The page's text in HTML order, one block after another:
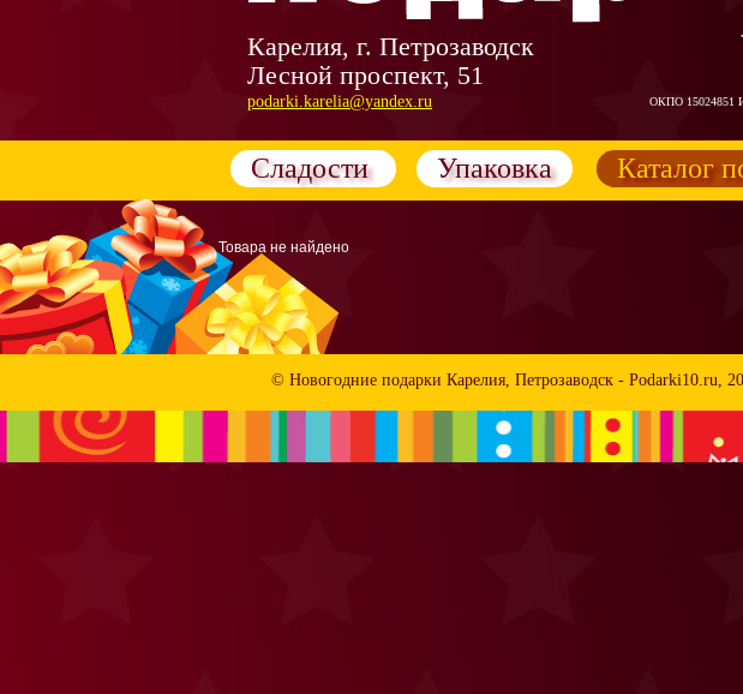
Карелия, г. Петрозаводск
Лесной проспект, 51
podarki.karelia@yandex.ru
ОКПО 15024851
Сладости Упаковка Каталог
Товара не найдено
© Новогодние подарки Карелия, Петрозаводск - Podarki10.ru,